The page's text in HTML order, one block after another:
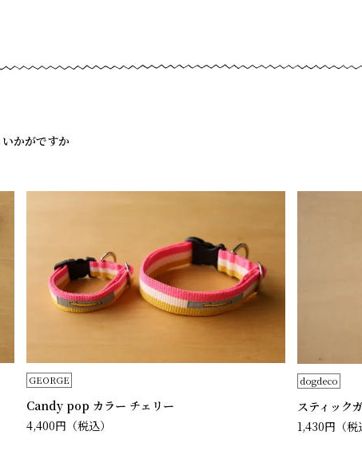
かがですか
GEORGE
Candy pop カラー チェリー
4,400円 （税込）
dogdeco
スティッ
1,430円 （税